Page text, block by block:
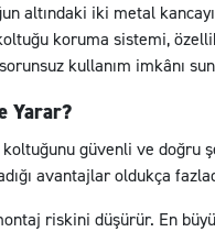
altındaki iki metal
koruma sistemi,
kullanım imkânı
Yarar?
güvenli ve doğru
avantajlar oldukça
riskini düşürür. En